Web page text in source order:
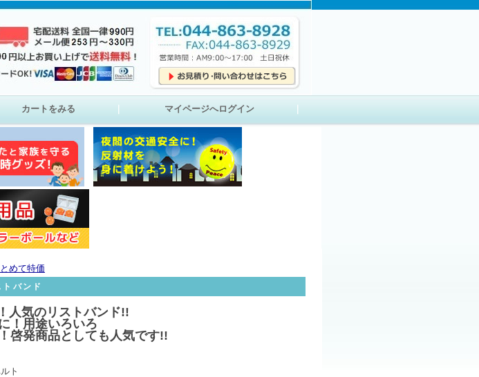
カートをみる マイページへログイン
めて特価
バンド
人気のリストバンド!!
！用途いろいろ
！ 啓発商品としても人気です!!
ト